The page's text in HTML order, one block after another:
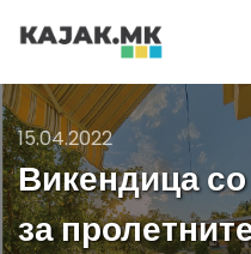
15.04.2022
Викендица
за